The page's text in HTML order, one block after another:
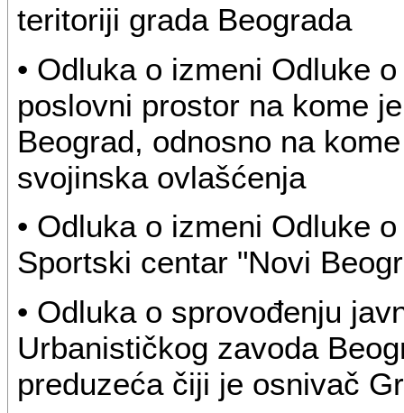
teritoriji grada Beograda
• Odluka o izmeni Odluke
poslovni prostor na kome
Beograd, odnosno na
svojinska ovlašćenja
• Odluka o izmeni Odluke
Sportski centar "Novi
• Odluka o sprovođenju
Urbanističkog zavoda
preduzeća čiji je osnivač